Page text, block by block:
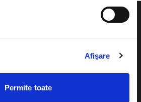
Afişare
Permite toate
Cum comand bilete?